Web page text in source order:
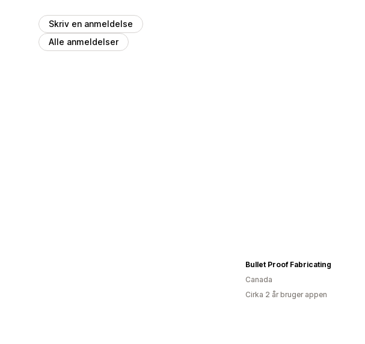
Skriv en anmeldelse
Alle anmeldelser
Bullet Proof Fabricating
Canada
Cirka 2 år bruger appen